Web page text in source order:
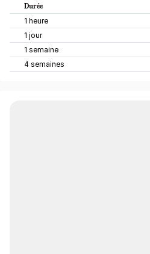
Durée
1 heure
1 jour
1 semaine
4 semaines